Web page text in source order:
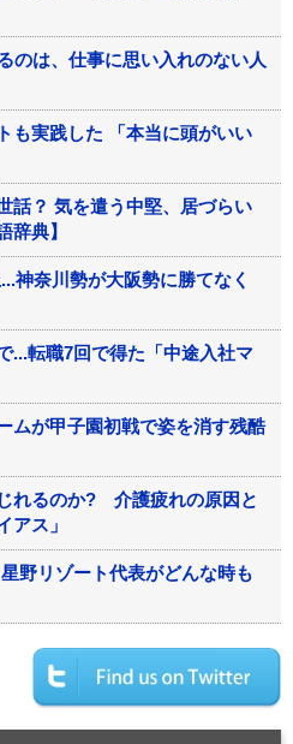
のは、仕事に思い入れのない人
も実践した 「本当に頭がいい
話？ 気を遣う中堅、居づらい
辞典】
神奈川勢が大阪勢に勝てなく
...転職7回で得た「中途入社マ
ムが甲子園初戦で姿を消す残酷
れるのか? 介護疲れの原因と
アス」
野リゾート代表がどんな時も